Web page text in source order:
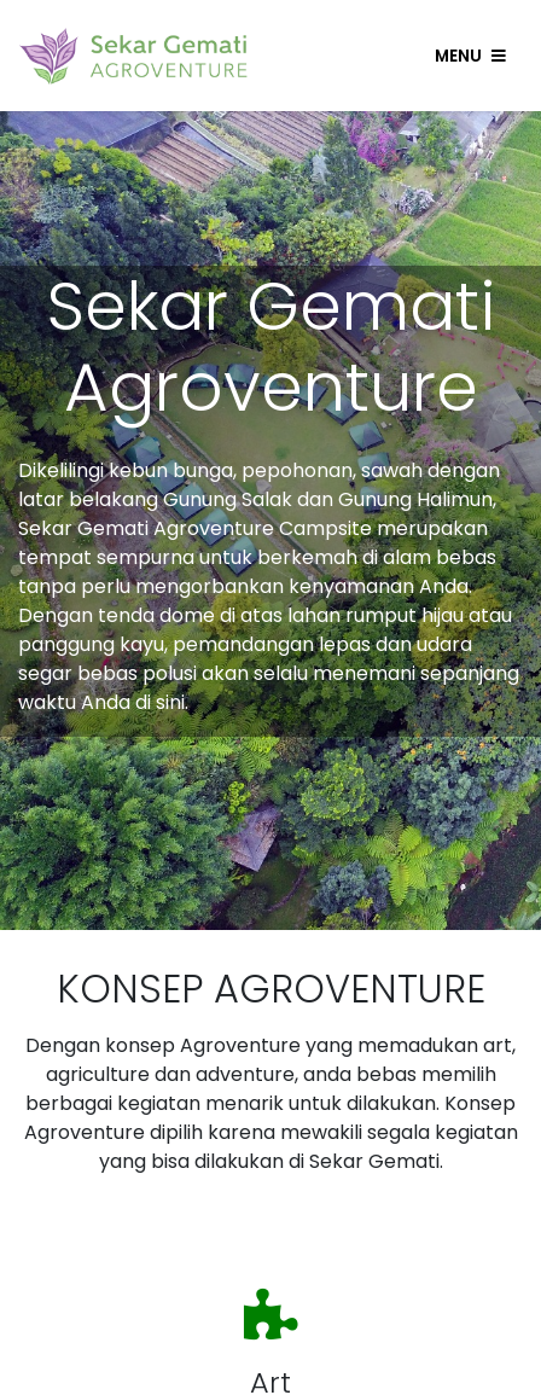
MENU
Sekar Gemati
Agroventure
Dikelilingi kebun bunga, pepohonan, sawah dengan
latar belakang Gunung Salak dan Gunung Halimun,
Sekar Gemati Agroventure Campsite merupakan
tempat sempurna untuk berkemah di alam bebas
tanpa perlu mengorbankan kenyamanan Anda.
Dengan tenda dome di atas lahan rumput hijau atau
panggung kayu, pemandangan lepas dan udara
segar bebas polusi akan selalu menemani sepanjang
waktu Anda di sini.
KONSEP AGROVENTURE
Dengan konsep Agroventure yang memadukan art,
agriculture dan adventure, anda bebas memilih
berbagai kegiatan menarik untuk dilakukan. Konsep
Agroventure dipilih karena mewakili segala kegiatan
yang bisa dilakukan di Sekar Gemati.
Art